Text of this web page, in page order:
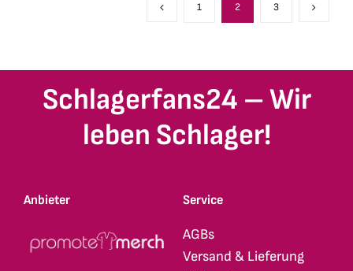
1 2 3
Schlagerfans24 – Wir
leben Schlager!
Anbieter Service
AGBs
Versand & Lieferung